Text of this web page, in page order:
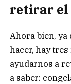
retirar el
Ahora bien, ya
hacer, hay
ayudarnos a
a saber: